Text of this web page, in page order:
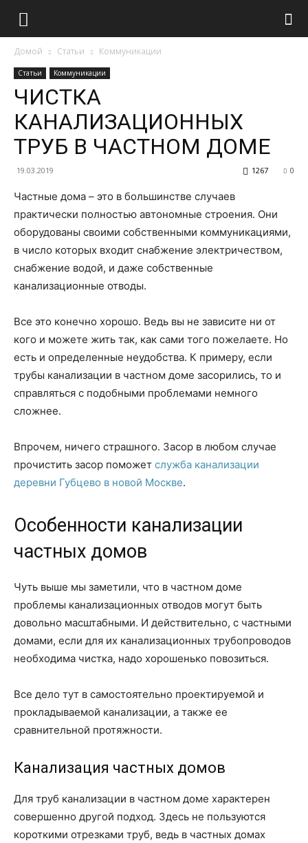
Домой Статьи Коммуникации
Статьи Коммуникации
ЧИСТКА
КАНАЛИЗАЦИОННЫХ
ТРУБ В ЧАСТНОМ ДОМЕ
19.03.2019 0
1267
Частные дома – это в большинстве случаев
практически полностью автономные строения. Они
оборудованы своими собственными коммуникациями,
в число которых входит снабжение электричеством,
снабжение водой, и даже собственные
канализационные отводы.
Все это конечно хорошо. Ведь вы не зависите ни от
кого и можете жить так, как сами того пожелаете. Но
есть и определенные неудобства. К примеру, если
трубы канализации в частном доме засорились, то и
справляться с подобными проблемами немного
сложнее.
Впрочем, ничего страшного. Засор в любом случае
прочистить засор поможет служба канализации
деревни Губцево в новой Москве.
Особенности канализации
частных домов
Чуть выше мы заметили, что в частном доме
проблемы канализационных отводов могут быть
довольно масштабными. И действительно, с частными
домами, если для их канализационных трубопроводов
необходима чистка, надо хорошенько повозиться.
Все дело тут в самостоятельно проектируемой и
прокладываемой канализации, а также ее
сравнительной протяжности.
Канализация частных домов
Для труб канализации в частном доме характерен
совершенно другой подход. Здесь не пользуются
короткими отрезками труб, ведь в частных домах